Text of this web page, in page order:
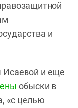
и
Исаевой и еще
обыски в
«с целью